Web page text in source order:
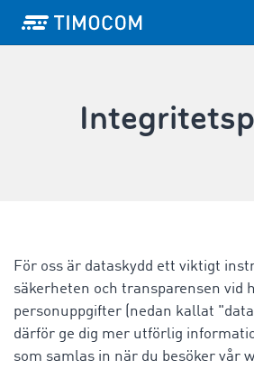
För oss är dataskydd ett viktigt
säkerheten och transparensen vid
personuppgifter (nedan kallat
därför ge dig mer utförlig
som samlas in när du besöker vår